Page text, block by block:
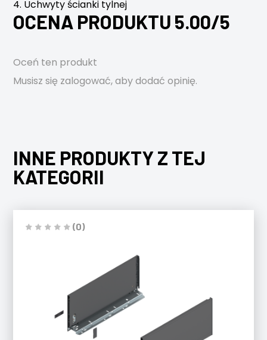
4. Uchwyty ścianki tylnej
OCENA PRODUKTU 5.00/5
Oceń ten produkt
Musisz się zalogować, aby dodać opinię.
INNE PRODUKTY Z TEJ
KATEGORII
(0)